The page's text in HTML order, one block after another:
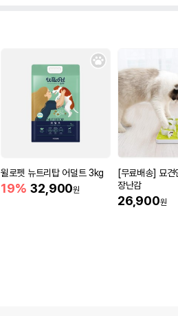
윌로펫 뉴트리탑 어덜트 3kg
19% 32,900원
[무료배송] 묘견
장난감
26,900원